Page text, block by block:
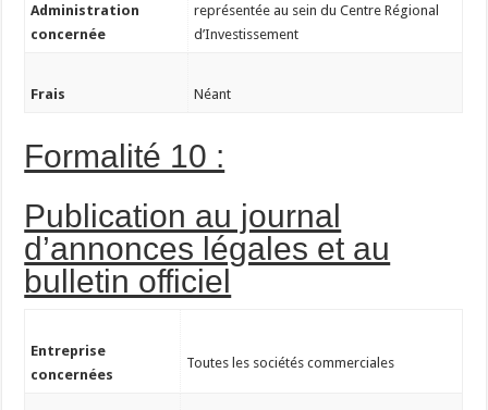
Administration
concernée
représentée au sein du Centre Régional
d’Investissement
Frais Néant
Formalité 10 :
Publication au journal
d’annonces légales et au
bulletin officiel
Entreprise
concernées
Toutes les sociétés commerciales